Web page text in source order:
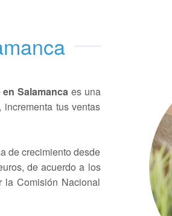
Salamanca es una
tus ventas
de crecimiento desde
de acuerdo a los
la Comisión Nacional